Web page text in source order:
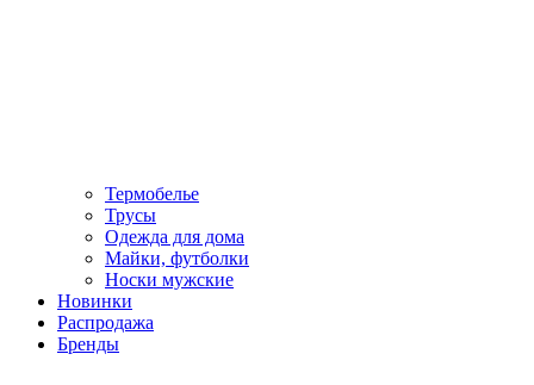
Термобелье
Трусы
Одежда для дома
Майки, футболки
Носки мужские
Новинки
Распродажа
Бренды